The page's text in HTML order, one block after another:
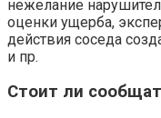
нежелание
оценки ущерба,
действия соседа
и пр.
Стоит ли